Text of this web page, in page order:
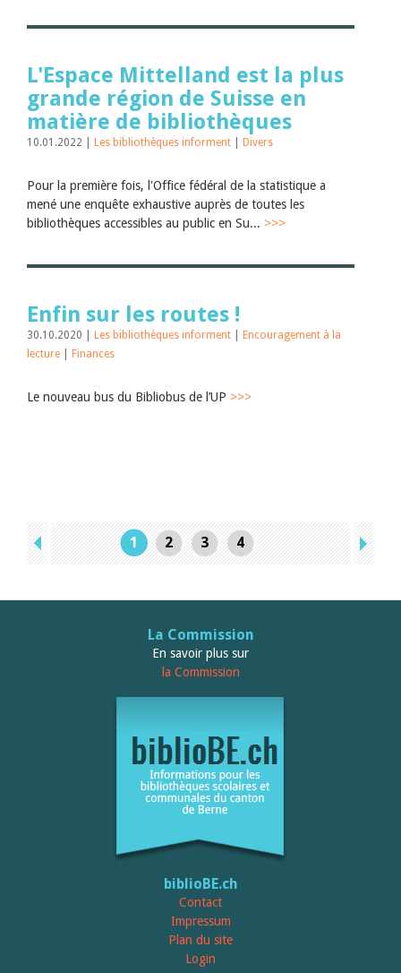
L'Espace Mittelland est la plus
grande région de Suisse en
matière de bibliothèques
10.01.2022 | Les bibliothèques informent Divers
Pour la première fois, l'Office fédéral de la statistique a
mené une enquête exhaustive auprès de toutes les
bibliothèques accessibles au public en Su... >>>
Enfin sur les routes !
30.10.2020 | Les bibliothèques informent
Encouragement à la
lecture
Finances
Le nouveau bus du Bibliobus de l’UP >>>
1 2 3 4
La Commission
En savoir plus sur
la Commission
biblioBE.ch
Contact
Impressum
Plan du site
Login